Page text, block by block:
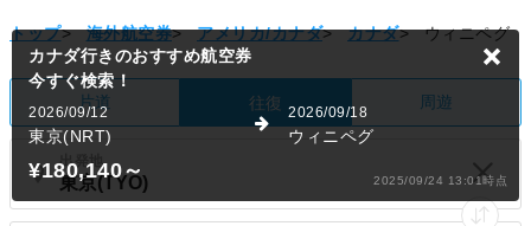
トップ> 海外航空券> アメリカ/カナダ> カナダ> ウィニペグ
片道 往復 周遊
出発地
カナダ行きのおすすめ航空券
今すぐ検索！
2026/09/12
東京(NRT)
2026/09/18
ウィニペグ
¥180,140～ 2025/09/24 13:01時点